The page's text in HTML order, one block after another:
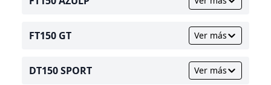
FT150 GT Ver más
DT150 SPORT Ver más